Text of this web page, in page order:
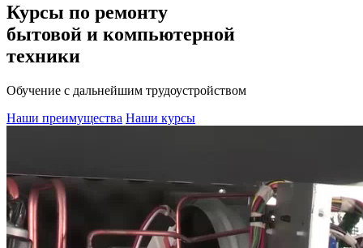
Курсы по ремонту
бытовой и компьютерной
техники
Обучение с дальнейшим трудоустройством
Наши преимущества Наши курсы